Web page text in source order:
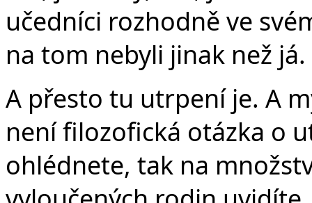
učedníci rozhodně ve
na tom nebyli jinak než já.
A přesto tu utrpení je. A
není filozofická otázka o
ohlédnete, tak na